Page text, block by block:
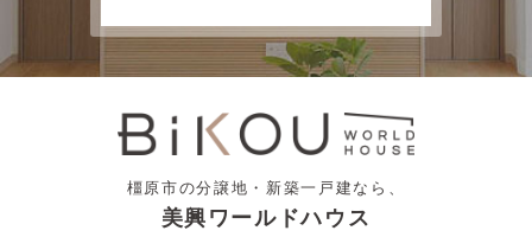
橿原市の分譲地・新築一戸建なら、
美興ワールドハウス